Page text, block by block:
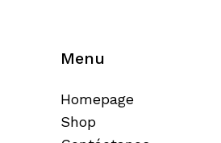
Menu
Homepage
Shop